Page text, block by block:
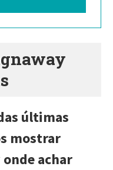
últimas
mostrar
onde achar